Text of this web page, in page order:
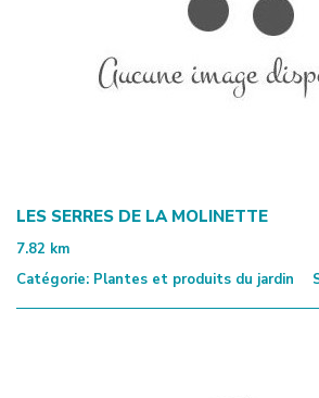
LES SERRES DE LA MOLINETTE
7.82 km
Catégorie: Plantes et produits du jardin